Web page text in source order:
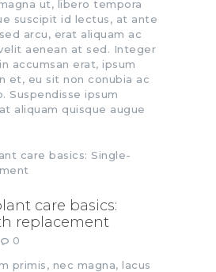
ut, libero tempora
suscipit id lectus, at ante
arcu, erat aliquam ac
aenean at sed. Integer
accumsan erat, ipsum
et, eu sit non conubia ac
Suspendisse ipsum
aliquam quisque augue
care basics:
replacement
0
primis, nec magna, lacus